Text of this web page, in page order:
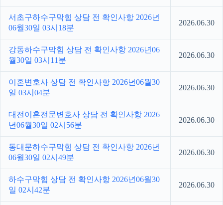
서초구하수구막힘 상담 전 확인사항 2026년
06월30일 03시18분
2026.06.30
강동하수구막힘 상담 전 확인사항 2026년06
월30일 03시11분
2026.06.30
이혼변호사 상담 전 확인사항 2026년06월30
일 03시04분
2026.06.30
대전이혼전문변호사 상담 전 확인사항 2026
년06월30일 02시56분
2026.06.30
동대문하수구막힘 상담 전 확인사항 2026년
06월30일 02시49분
2026.06.30
하수구막힘 상담 전 확인사항 2026년06월30
일 02시42분
2026.06.30